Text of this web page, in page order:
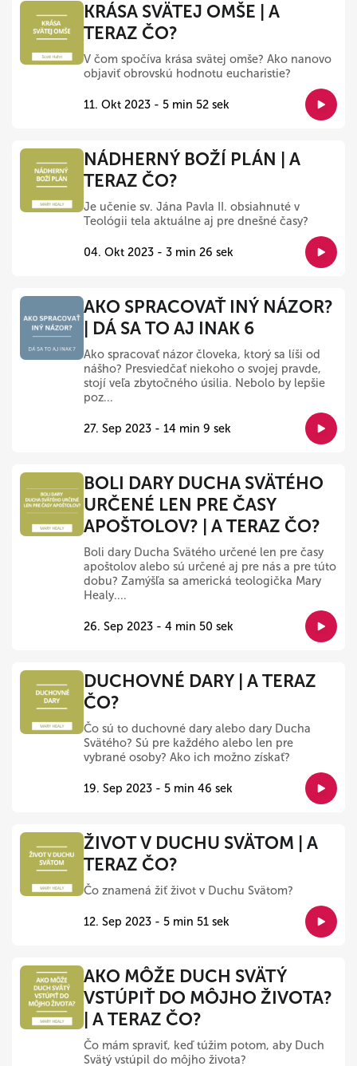
KRÁSA SVÄTEJ OMŠE | A
TERAZ ČO?
V čom spočíva krása svätej omše? Ako nanovo
objaviť obrovskú hodnotu eucharistie?
11. Okt 2023 - 5 min 52 sek
NÁDHERNÝ BOŽÍ PLÁN | A
TERAZ ČO?
Je učenie sv. Jána Pavla II. obsiahnuté v
Teológii tela aktuálne aj pre dnešné časy?
04. Okt 2023 - 3 min 26 sek
AKO SPRACOVAŤ INÝ NÁZOR?
| DÁ SA TO AJ INAK 6
Ako spracovať názor človeka, ktorý sa líši od
nášho? Presviedčať niekoho o svojej pravde,
stojí veľa zbytočného úsilia. Nebolo by lepšie
poz...
27. Sep 2023 - 14 min 9 sek
BOLI DARY DUCHA SVÄTÉHO
URČENÉ LEN PRE ČASY
APOŠTOLOV? | A TERAZ ČO?
Boli dary Ducha Svätého určené len pre časy
apoštolov alebo sú určené aj pre nás a pre túto
dobu? Zamýšľa sa americká teologička Mary
Healy....
26. Sep 2023 - 4 min 50 sek
DUCHOVNÉ DARY | A TERAZ
ČO?
Čo sú to duchovné dary alebo dary Ducha
Svätého? Sú pre každého alebo len pre
vybrané osoby? Ako ich možno získať?
19. Sep 2023 - 5 min 46 sek
ŽIVOT V DUCHU SVÄTOM | A
TERAZ ČO?
Čo znamená žiť život v Duchu Svätom?
12. Sep 2023 - 5 min 51 sek
AKO MÔŽE DUCH SVÄTÝ
VSTÚPIŤ DO MÔJHO ŽIVOTA?
| A TERAZ ČO?
Čo mám spraviť, keď túžim potom, aby Duch
Svätý vstúpil do môjho života?